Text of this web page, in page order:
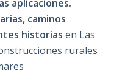
aplicaciones.
caminos
historias en Las
rurales